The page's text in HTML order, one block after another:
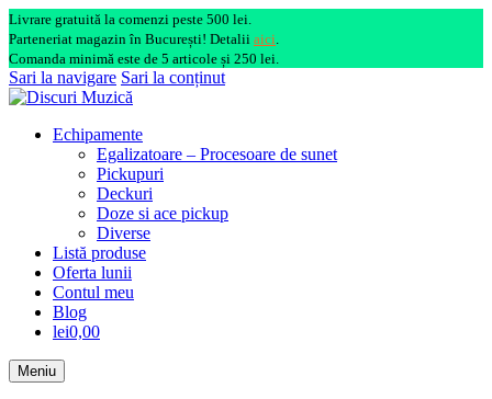
Livrare gratuită la comenzi peste 500 lei.
Parteneriat magazin în București! Detalii aici.
Comanda minimă este de 5 articole și 250 lei.
Sari la navigare Sari la conținut
Echipamente
Egalizatoare – Procesoare de sunet
Pickupuri
Deckuri
Doze si ace pickup
Diverse
Listă produse
Oferta lunii
Contul meu
Blog
lei0,00
Meniu